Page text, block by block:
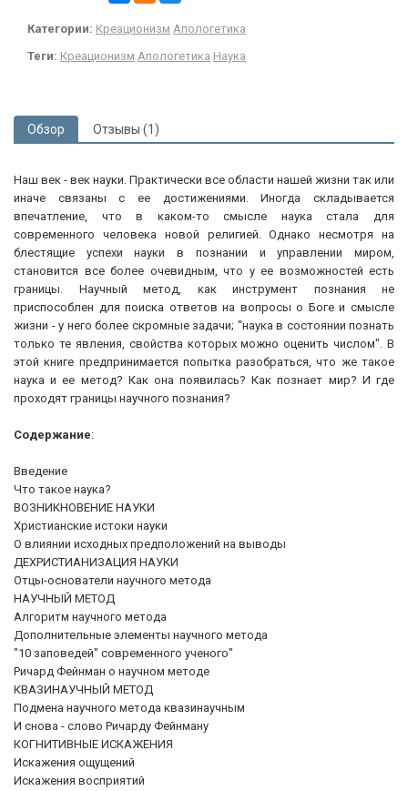
Категории: Креационизм Апологетика
Теги: Креационизм Апологетика Наука
Обзор Отзывы (1)
Наш век - век науки. Практически все области нашей жизни так или
иначе связаны с ее достижениями. Иногда складывается
впечатление, что в каком-то смысле наука стала для
современного человека новой религией. Однако несмотря на
блестящие успехи науки в познании и управлении миром,
становится все более очевидным, что у ее возможностей есть
границы. Научный метод, как инструмент познания не
приспособлен для поиска ответов на вопросы о Боге и смысле
жизни - у него более скромные задачи; "наука в состоянии познать
только те явления, свойства которых можно оценить числом". В
этой книге предпринимается попытка разобраться, что же такое
наука и ее метод? Как она появилась? Как познает мир? И где
проходят границы научного познания?
Содержание:
Введение
Что такое наука?
ВОЗНИКНОВЕНИЕ НАУКИ
Христианские истоки науки
О влиянии исходных предположений на выводы
ДЕХРИСТИАНИЗАЦИЯ НАУКИ
Отцы-основатели научного метода
НАУЧНЫЙ МЕТОД
Алгоритм научного метода
Дополнительные элементы научного метода
"10 заповедей" современного ученого"
Ричард Фейнман о научном методе
КВАЗИНАУЧНЫЙ МЕТОД
Подмена научного метода квазинаучным
И снова - слово Ричарду Фейнману
КОГНИТИВНЫЕ ИСКАЖЕНИЯ
Искажения ощущений
Искажения восприятий